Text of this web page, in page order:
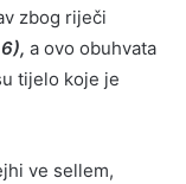
zbog riječi
a ovo obuhvata
tijelo koje je
ve sellem,